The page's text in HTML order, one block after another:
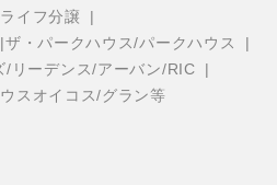
イフ分譲
ザ・パークハウス/パークハウス
/リーデンス/アーバン/RIC
スオイコス/グラン等